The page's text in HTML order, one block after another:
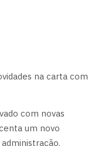
na carta com
com novas
um novo